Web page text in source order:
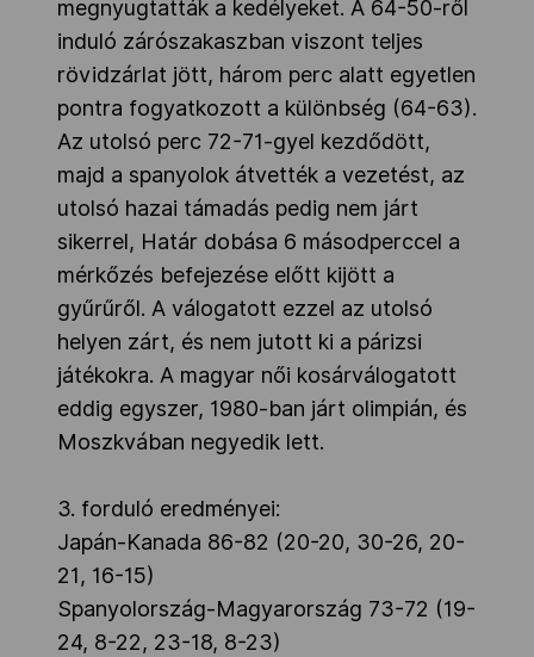
megnyugtatták a kedélyeket. A 64-50-ről
induló zárószakaszban viszont teljes
rövidzárlat jött, három perc alatt egyetlen
pontra fogyatkozott a különbség (64-63).
Az utolsó perc 72-71-gyel kezdődött,
majd a spanyolok átvették a vezetést, az
utolsó hazai támadás pedig nem járt
sikerrel, Határ dobása 6 másodperccel a
mérkőzés befejezése előtt kijött a
gyűrűről. A válogatott ezzel az utolsó
helyen zárt, és nem jutott ki a párizsi
játékokra. A magyar női kosárválogatott
eddig egyszer, 1980-ban járt olimpián, és
Moszkvában negyedik lett.
3. forduló eredményei:
Japán-Kanada 86-82 (20-20, 30-26, 20-
21, 16-15)
Spanyolország-Magyarország 73-72 (19-
24, 8-22, 23-18, 8-23)